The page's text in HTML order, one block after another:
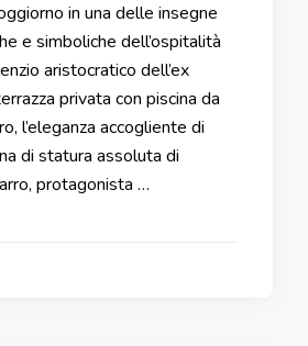
in una delle insegne
e simboliche dell’ospitalità
aristocratico dell’ex
privata con piscina da
l’eleganza accogliente di
di statura assoluta di
protagonista …